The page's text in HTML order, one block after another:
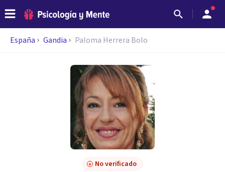
España Gandia Paloma Herrera Bolo
No verificado